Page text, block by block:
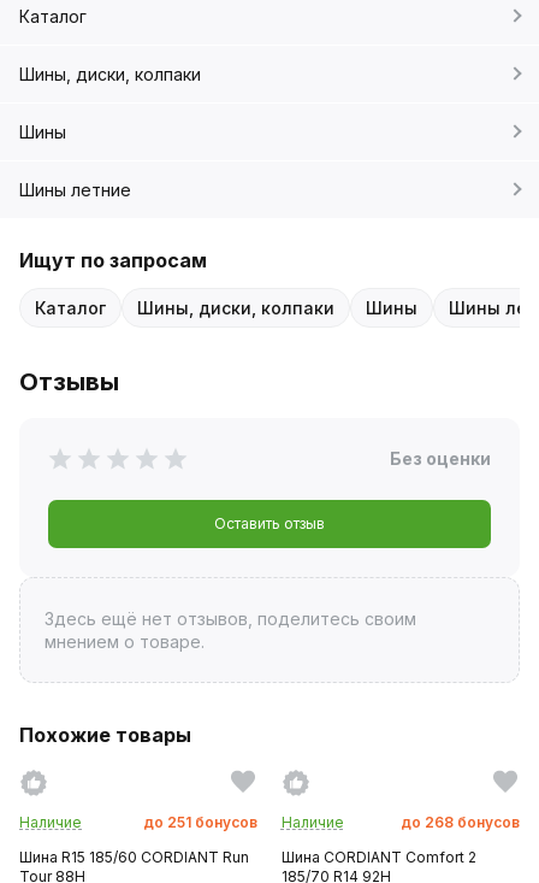
Каталог
Шины, диски, колпаки
Шины
Шины летние
Ищут по запросам
Каталог Шины, диски, колпаки Шины Шины
Отзывы
Без оценки
Оставить отзыв
Здесь ещё нет отзывов, поделитесь своим
мнением о товаре.
Похожие товары
Наличие до 251 бонусов
Шина R15 185/60 CORDIANT Run
Tour 88H
Наличие до 268 бонусов
Шина CORDIANT Comfort 2
185/70 R14 92H